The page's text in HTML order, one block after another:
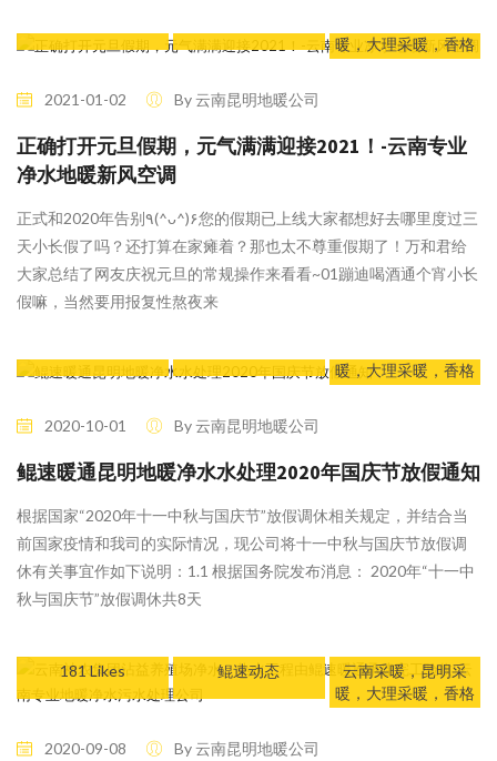
暖，大理采暖，香格
2021-01-02 By 云南昆明地暖公司
正确打开元旦假期，元气满满迎接2021！-云南专业
净水地暖新风空调
正式和2020年告别٩(^ᴗ^)۶您的假期已上线大家都想好去哪里度过三
天小长假了吗？还打算在家瘫着？那也太不尊重假期了！万和君给
大家总结了网友庆祝元旦的常规操作来看看~01蹦迪喝酒通个宵小长
假嘛，当然要用报复性熬夜来
暖，大理采暖，香格
2020-10-01 By 云南昆明地暖公司
鲲速暖通昆明地暖净水水处理2020年国庆节放假通知
根据国家“2020年十一中秋与国庆节”放假调休相关规定，并结合当
前国家疫情和我司的实际情况，现公司将十一中秋与国庆节放假调
休有关事宜作如下说明：1.1 根据国务院发布消息： 2020年“十一中
秋与国庆节”放假调休共8天
181 Likes 鲲速动态
云南采暖，昆明采
暖，大理采暖，香格
2020-09-08 By 云南昆明地暖公司